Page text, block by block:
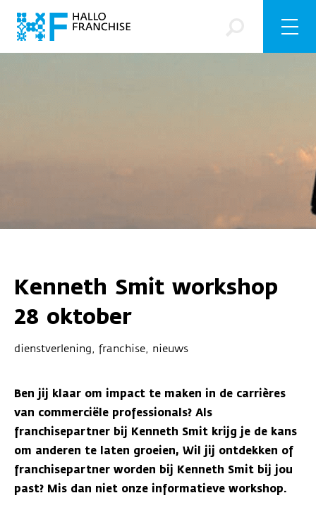
Kenneth Smit workshop
28 oktober
dienstverlening, franchise, nieuws
Ben jij klaar om impact te maken in de carrières
van commerciële professionals? Als
franchisepartner bij Kenneth Smit krijg je de kans
om anderen te laten groeien, Wil jij ontdekken of
franchisepartner worden bij Kenneth Smit bij jou
past? Mis dan niet onze informatieve workshop.